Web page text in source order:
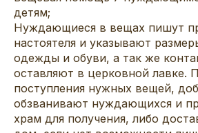
детям;
Нуждающиеся в вещах пишут
настоятеля и указывают
одежды и обуви, а так же
оставляют в церковной лавке.
поступления нужных вещей,
обзванивают нуждающихся и
храм для получения, либо